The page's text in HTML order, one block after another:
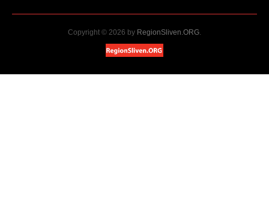
Copyright © 2026 by RegionSliven.ORG.